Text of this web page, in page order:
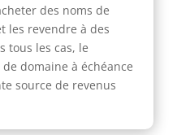
des noms de
les revendre à des
tous les cas, le
domaine à échéance
source de revenus